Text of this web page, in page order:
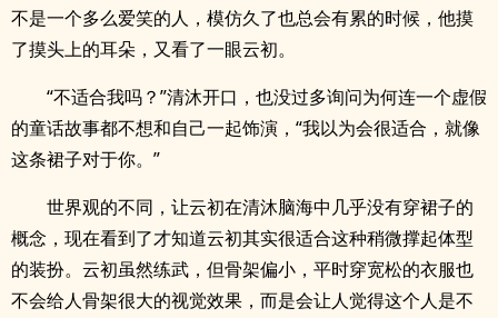
不是一个多么爱笑的人，模仿久了也总会有累的时候，他摸
了摸头上的耳朵，又看了一眼云初。
“不适合我吗？”清沐开口，也没过多询问为何连一个虚假
的童话故事都不想和自己一起饰演，“我以为会很适合，就像
这条裙子对于你。”
世界观的不同，让云初在清沐脑海中几乎没有穿裙子的
概念，现在看到了才知道云初其实很适合这种稍微撑起体型
的装扮。云初虽然练武，但骨架偏小，平时穿宽松的衣服也
不会给人骨架很大的视觉效果，而是会让人觉得这个人是不